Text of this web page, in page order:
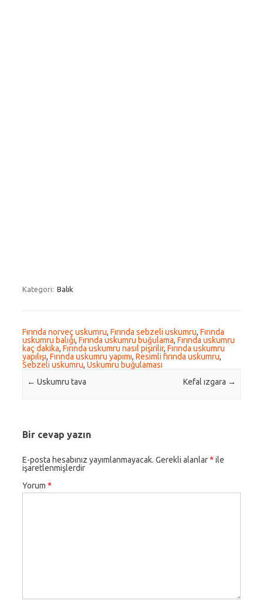
Kategori: Balık
Fırında norveç uskumru, Fırında sebzeli uskumru, Fırında
uskumru balığı, Fırında uskumru buğulama, Fırında uskumru
kaç dakika, Fırında uskumru nasıl pişirilir, Fırında uskumru
yapılışı, Fırında uskumru yapımı, Resimli fırında uskumru,
Sebzeli uskumru, Uskumru buğulaması
Post navigation
← Uskumru tava Kefal ızgara →
Bir cevap yazın
E-posta hesabınız yayımlanmayacak. Gerekli alanlar* ile
işaretlenmişlerdir
Yorum *